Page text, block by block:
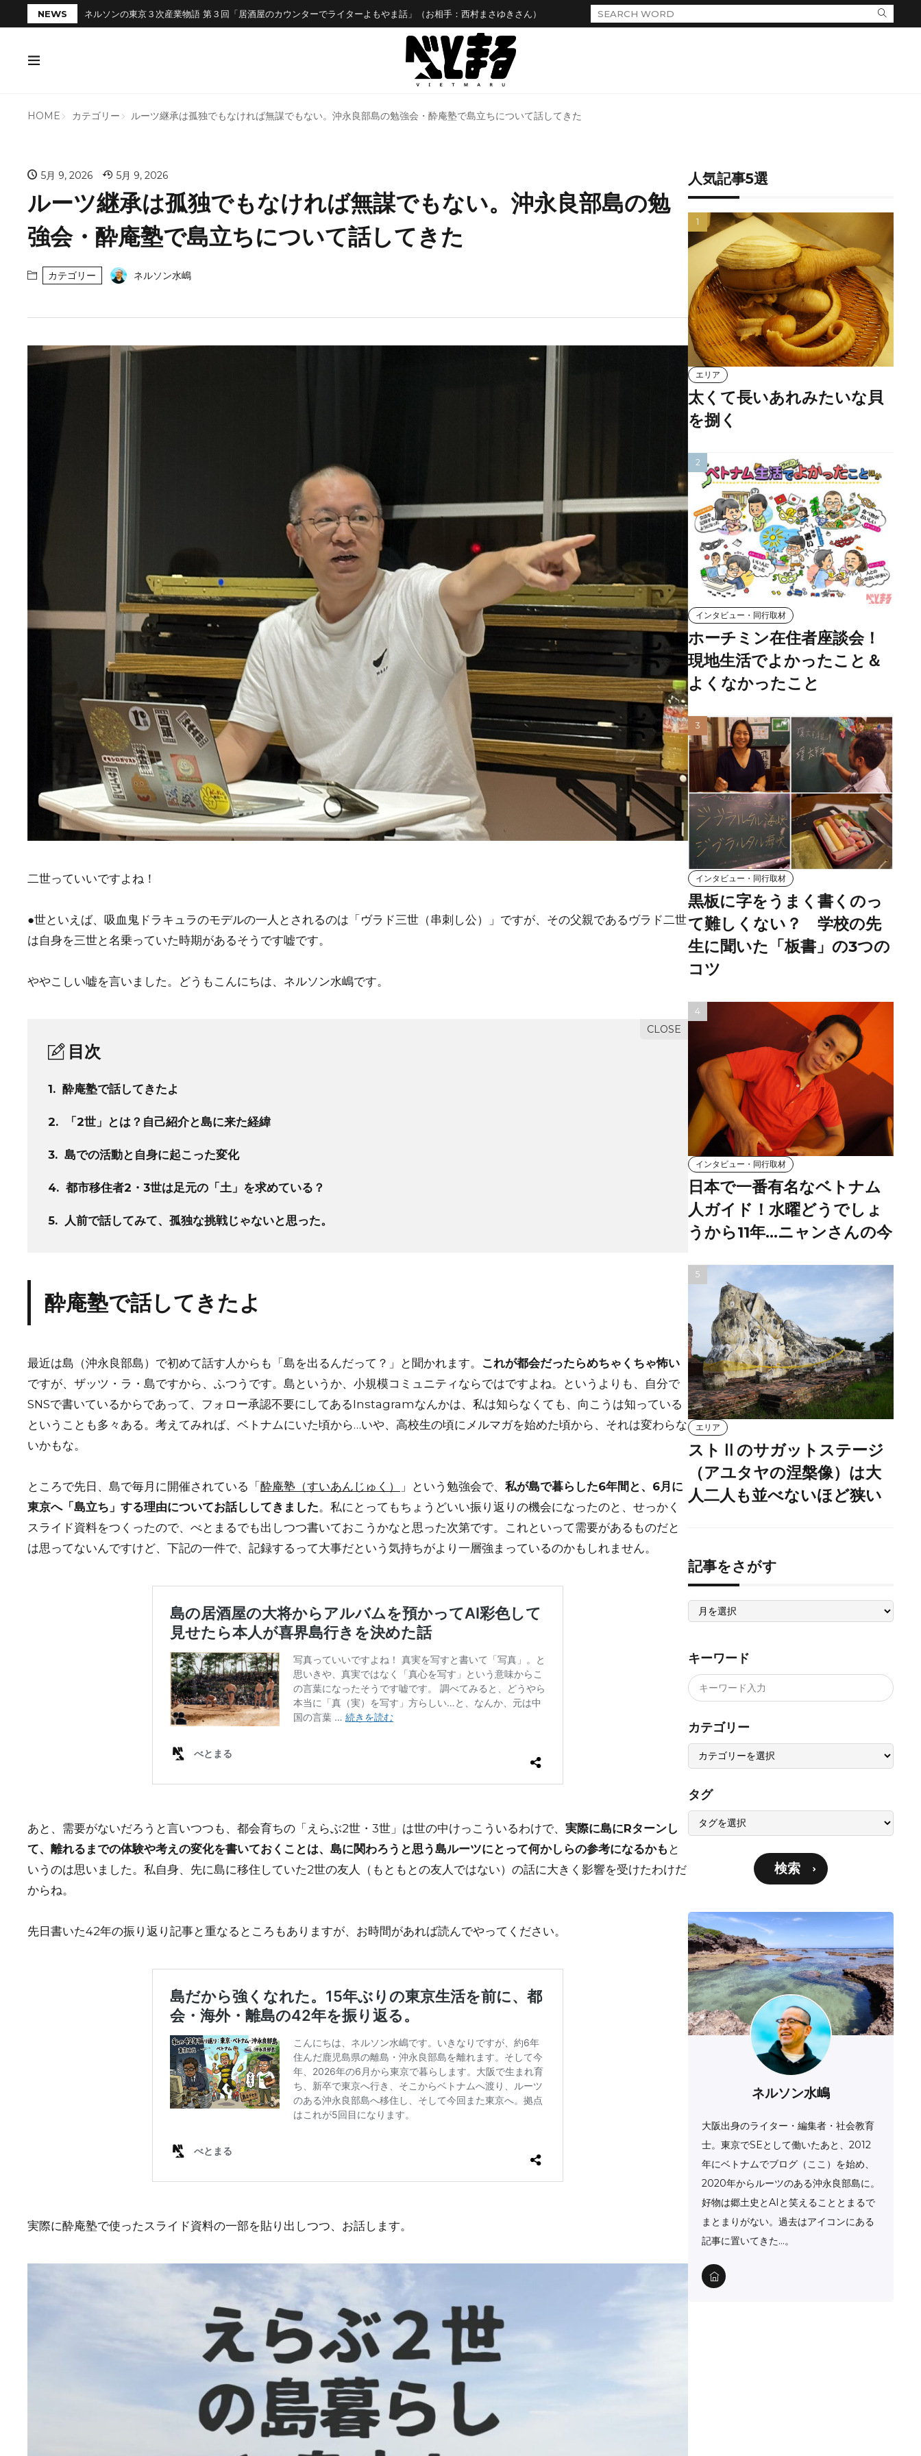
NEWS ネルソンの東京３次産業物語 第３回「居酒屋のカウンターでライターよもやま話」（お相手：西村まさゆきさん）
HOME カテゴリー ルーツ継承は孤独でもなければ無謀でもない。沖永良部島の勉強会・酔庵塾で島立ちについて話してきた
5月 9, 2026 5月 9, 2026
ルーツ継承は孤独でもなければ無謀でもない。沖永良部島の勉
強会・酔庵塾で島立ちについて話してきた
カテゴリー ネルソン水嶋
二世っていいですよね！
●世といえば、吸血鬼ドラキュラのモデルの一人とされるのは「ヴラド三世（串刺し公）」ですが、その父親であるヴラド二世
は自身を三世と名乗っていた時期があるそうです嘘です。
ややこしい嘘を言いました。どうもこんにちは、ネルソン水嶋です。
目次
1. 酔庵塾で話してきたよ
2. 「2世」とは？自己紹介と島に来た経緯
3. 島での活動と自身に起こった変化
4. 都市移住者2・3世は足元の「土」を求めている？
5. 人前で話してみて、孤独な挑戦じゃないと思った。
酔庵塾で話してきたよ
最近は島（沖永良部島）で初めて話す人からも「島を出るんだって？」と聞かれます。 これが都会だったらめちゃくちゃ怖い
ですが、ザッツ・ラ・島ですから、ふつうです。島というか、小規模コミュニティならではですよね。というよりも、自分で
SNSで書いているからであって、フォロー承認不要にしてあるInstagramなんかは、私は知らなくても、向こうは知っている
ということも多々ある。考えてみれば、ベトナムにいた頃から…いや、高校生の頃にメルマガを始めた頃から、それは変わらな
いかもな。
ところで先日、島で毎月に開催されている「 酔庵塾（すいあんじゅく） 」という勉強会で、 私が島で暮らした6年間と、6月に
東京へ「島立ち」する理由についてお話ししてきました。私にとってもちょうどいい振り返りの機会になったのと、せっかく
スライド資料をつくったので、べとまるでも出しつつ書いておこうかなと思った次第です。これといって需要があるものだと
は思ってないんですけど、下記の一件で、記録するって大事だという気持ちがより一層強まっているのかもしれません。
あと、需要がないだろうと言いつつも、都会育ちの「えらぶ2世・3世」は世の中けっこういるわけで、 実際に島にRターンし
て、離れるまでの体験や考えの変化を書いておくことは、島に関わろうと思う島ルーツにとって何かしらの参考になるかも と
いうのは思いました。私自身、先に島に移住していた2世の友人（もともとの友人ではない）の話に大きく影響を受けたわけだ
からね。
先日書いた42年の振り返り記事と重なるところもありますが、お時間があれば読んでやってください。
実際に酔庵塾で使ったスライド資料の一部を貼り出しつつ、お話します。
人気記事5選
エリア
太くて長いあれみたいな貝
を捌く
インタビュー・同行取材
ホーチミン在住者座談会！
現地生活でよかったこと＆
よくなかったこと
インタビュー・同行取材
黒板に字をうまく書くのっ
て難しくない？ 学校の先
生に聞いた「板書」の3つの
コツ
インタビュー・同行取材
日本で一番有名なベトナム
人ガイド！水曜どうでしょ
うから11年…ニャンさんの今
エリア
ストⅡのサガットステージ
（アユタヤの涅槃像）は大
人二人も並べないほど狭い
記事をさがす
記
を
す
キーワード
カテゴリー
タグ
検索
ネルソン水嶋
大阪出身のライター・編集者・社会教育
士。東京でSEとして働いたあと、2012
年にベトナムでブログ（ここ）を始め、
2020年からルーツのある沖永良部島に。
好物は郷土史とAIと笑えることとまるで
まとまりがない。過去はアイコンにある
記事に置いてきた…。